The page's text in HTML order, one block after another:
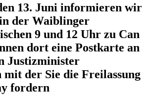
13. Juni informieren wir
der Waiblinger
9 und 12 Uhr zu Can
dort eine Postkarte an
Justizminister
mit der Sie die Freilassung
fordern